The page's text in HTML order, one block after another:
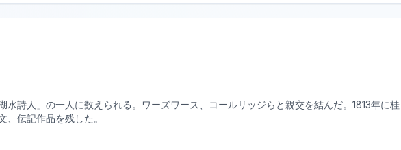
水詩人」の一人に数えられる。ワーズワース、コールリッジらと親交を結んだ。1813年に桂
、伝記作品を残した。